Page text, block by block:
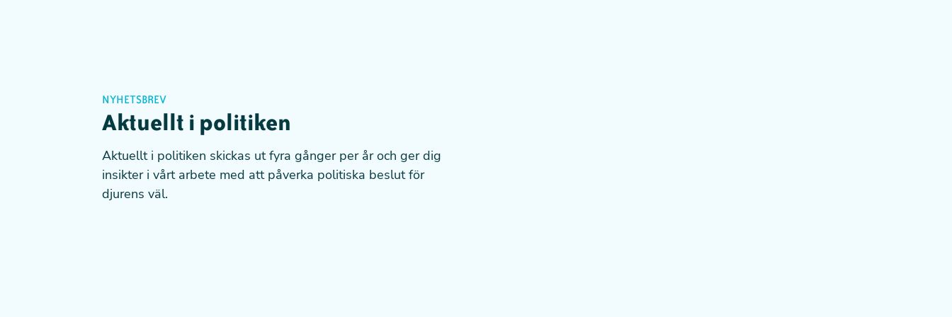
NYHETSBREV
Aktuellt i politiken
Aktuellt i politiken skickas ut fyra gånger per år och ger dig
insikter i vårt arbete med att påverka politiska beslut för
djurens väl.